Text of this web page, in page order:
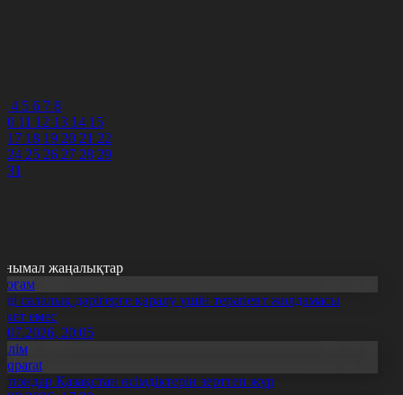
4 5 6 7 8
10 11 12 13 14 15
17 18 19 20 21 22
24 25 26 27 28 29
31
жаңалықтар
салалық дәрігерге қаралу үшін терапевт жолдамасы
емес
20:05
Қазақстан өсімдіктерін зерттеп жүр